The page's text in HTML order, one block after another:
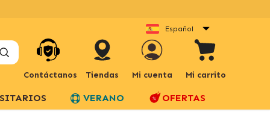
Español
Contáctanos Tiendas Mi cuenta Mi carrito
VERANO OFERTAS